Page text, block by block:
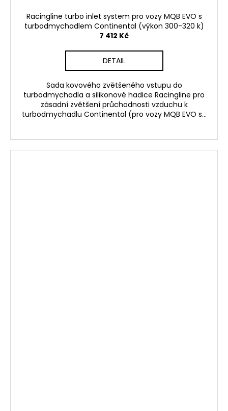
Racingline turbo inlet system pro vozy MQB EVO s
turbodmychadlem Continental (výkon 300-320 k)
7 412 Kč
DETAIL
Sada kovového zvětšeného vstupu do
turbodmychadla a silikonové hadice Racingline pro
zásadní zvětšení průchodnosti vzduchu k
turbodmychadlu Continental (pro vozy MQB EVO s...